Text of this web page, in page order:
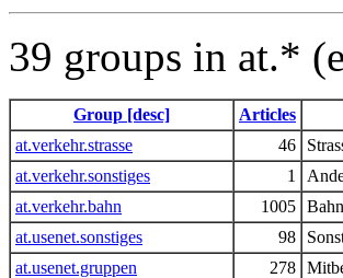
39 groups in at.*
Group [desc] Articles
at.verkehr.strasse
46
at.verkehr.sonstiges
1
at.verkehr.bahn
1005
at.usenet.sonstiges
98
at.usenet.gruppen
278